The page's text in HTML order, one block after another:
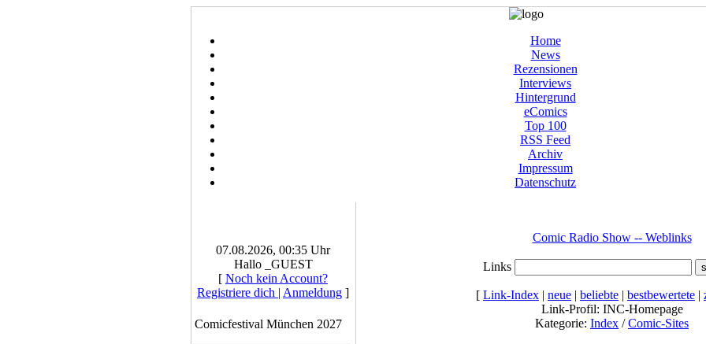
Home
News
Rezensionen
Interviews
Hintergrund
eComics
Top 100
RSS Feed
Archiv
Impressum
Datenschutz
07.08.2026, 00:35 Uhr
Hallo _GUEST
[ Noch kein Account?
Registriere dich | Anmeldung ]
Comicfestival München 2027
Comic Radio Show -- Weblinks
Links
[ Link-Index | neue | beliebte | bestbewertete |
Link-Profil: INC-Homepage
Kategorie: Index /Comic-Sites